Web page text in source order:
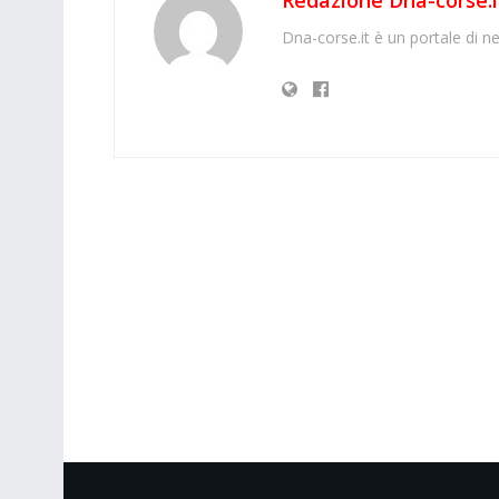
Dna-corse.it è un portale di